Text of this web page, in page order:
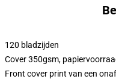
120 bladzijden
Cover 350gsm,
Front cover print van een